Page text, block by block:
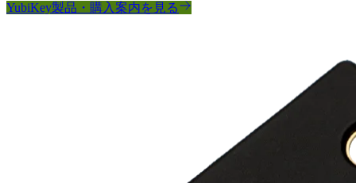
YubiKey製品・購入案内を見る